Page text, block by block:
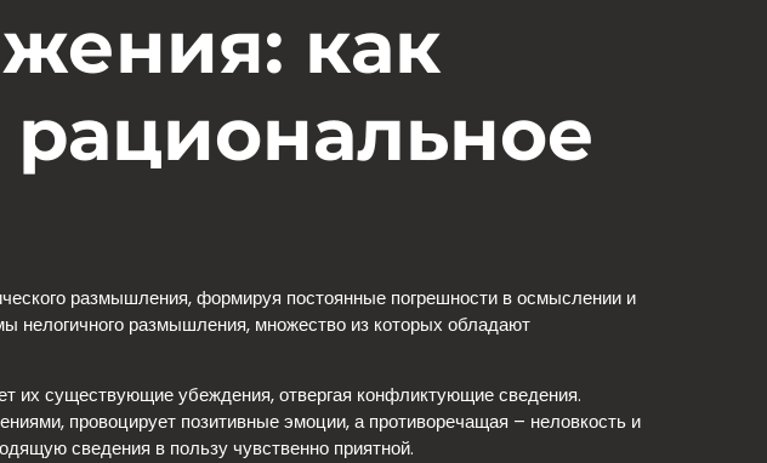
как
рациональное
размышления, формируя постоянные погрешности в осмыслении и
нелогичного размышления, множество из которых обладают
их существующие убеждения, отвергая конфликтующие сведения.
провоцирует позитивные эмоции, а противоречащая – неловкость и
сведения в пользу чувственно приятной.